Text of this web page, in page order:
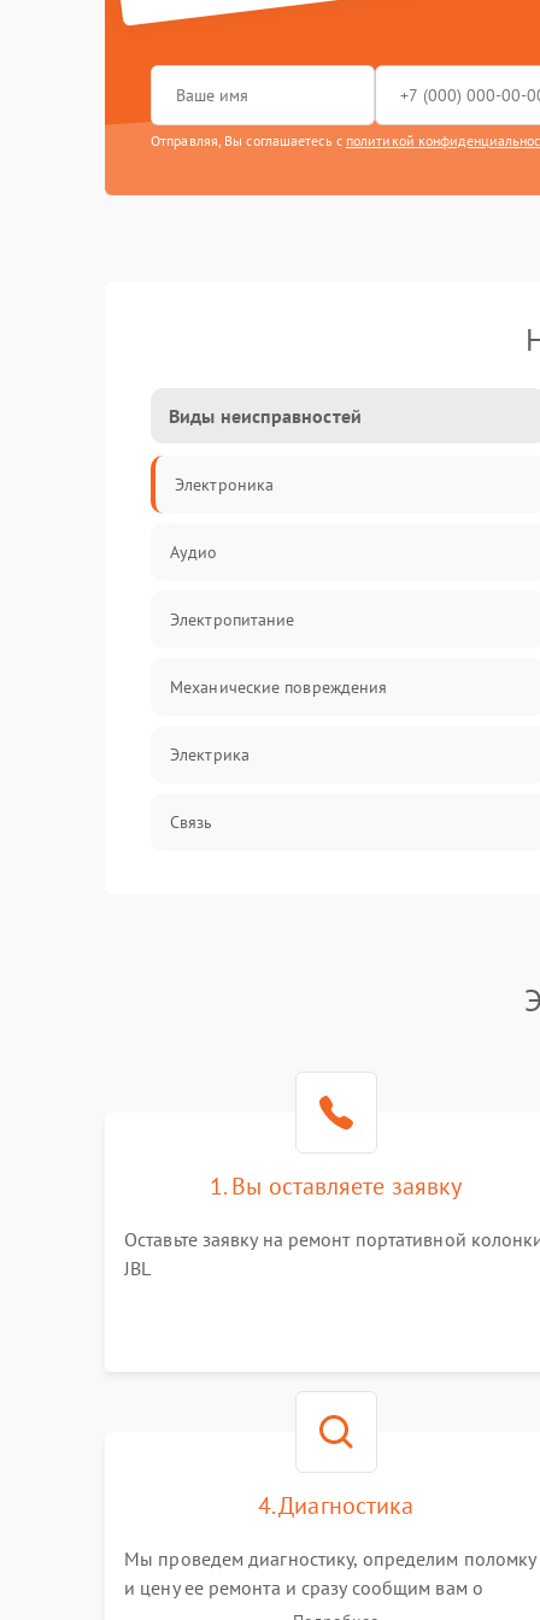
Отправляя, Вы соглашаетесь с политикой
Виды неисправностей
Электроника
Аудио
Электропитание
Механические повреждения
Электрика
Связь
1. Вы оставляете заявку
Оставьте заявку на ремонт портативной
JBL
4. Диагностика
Мы проведем диагностику, определим поломку
и цену ее ремонта и сразу сообщим вам о